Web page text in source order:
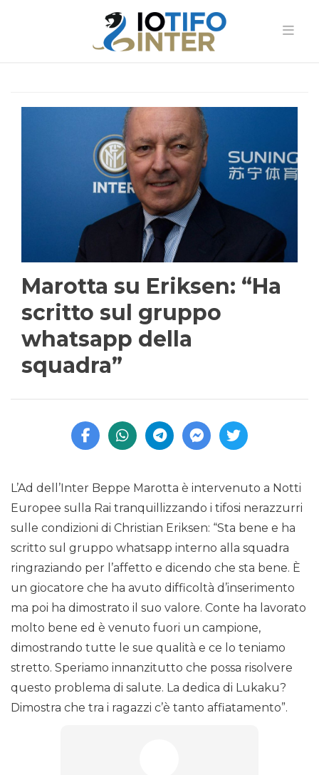
Marotta su Eriksen: “Ha
scritto sul gruppo
whatsapp della
squadra”
L’Ad dell’Inter Beppe Marotta è intervenuto a Notti
Europee sulla Rai tranquillizzando i tifosi nerazzurri
sulle condizioni di Christian Eriksen: “Sta bene e ha
scritto sul gruppo whatsapp interno alla squadra
ringraziando per l’affetto e dicendo che sta bene. È
un giocatore che ha avuto difficoltà d’inserimento
ma poi ha dimostrato il suo valore. Conte ha lavorato
molto bene ed è venuto fuori un campione,
dimostrando tutte le sue qualità e ce lo teniamo
stretto. Speriamo innanzitutto che possa risolvere
questo problema di salute. La dedica di Lukaku?
Dimostra che tra i ragazzi c’è tanto affiatamento”.